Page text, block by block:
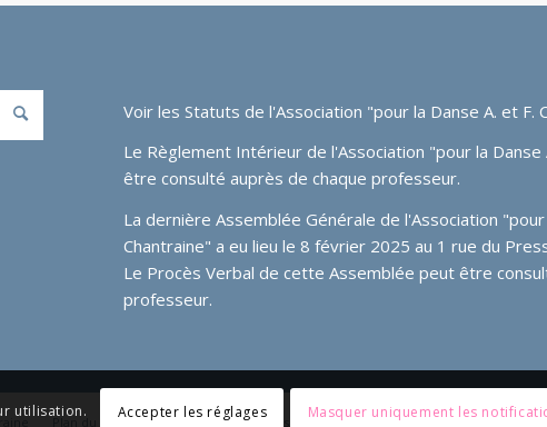
Voir lesStatuts de l'Association "pour la Danse A. et F.
Le Règlement Intérieur de l'Association "pour la Danse
être consulté auprès de chaque professeur.
La dernière Assemblée Générale de l'Association "pour
Chantraine" a eu lieu le 8 février 2025 au 1 rue du
Le Procès Verbal de cette Assemblée peut être
professeur.
Plan du site Médias Liens Messagerie Tuto admin Member login
utilisation. Accepter les réglages Masquer uniquement les